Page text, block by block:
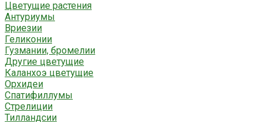
Цветущие растения
Антуриумы
Вриезии
Геликонии
Гузмании, бромелии
Другие цветущие
Каланхоэ цветущие
Орхидеи
Спатифиллумы
Стрелиции
Тилландсии